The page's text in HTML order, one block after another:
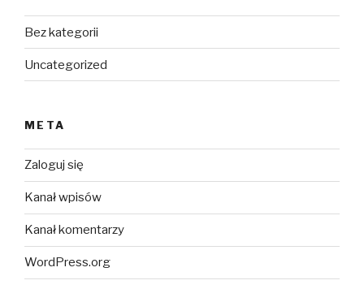
Bez kategorii
Uncategorized
META
Zaloguj się
Kanał wpisów
Kanał komentarzy
WordPress.org